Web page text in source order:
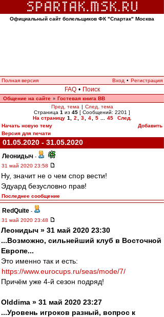
Официальный сайт болельщиков ФК "Спартак" Москва
Полная версия Вход • Регистрация
FAQ • Поиск
Общение на сайте » Гостевая книга ВВ
Пред. тема | След. тема
Страница 1 из 45 [ Сообщений: 2201 ]
На страницу 1 2 3 4 5 45
След.
Начать новую тему
Добавить
Версия для печати
01.05.2020 - 31.05.2020
Леонидыч -
31 май 2020 23:58
Ну, значит не о чем спор вести!
Эдуард безусловно прав!
Последнее сообщение
RedQuite -
31 май 2020 23:48
Леонидыч » 31 май 2020 23:30
...Возможно, сильнейший клуб в Восточной
Европе...
Это именно так и есть:
https://www.eurocups.ru/seas/mode/7/
Причём уже 4-й сезон подряд!
Olddima » 31 май 2020 23:27
...Уровень игроков разный, вопрос к